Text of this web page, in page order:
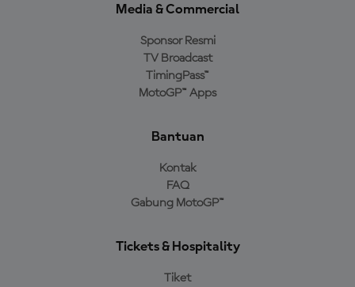
Media & Commercial
Sponsor Resmi
TV Broadcast
TimingPass™
MotoGP™ Apps
Bantuan
Kontak
FAQ
Gabung MotoGP™
Tickets & Hospitality
Tiket